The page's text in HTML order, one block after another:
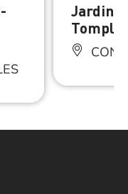
Jardin
Tomple